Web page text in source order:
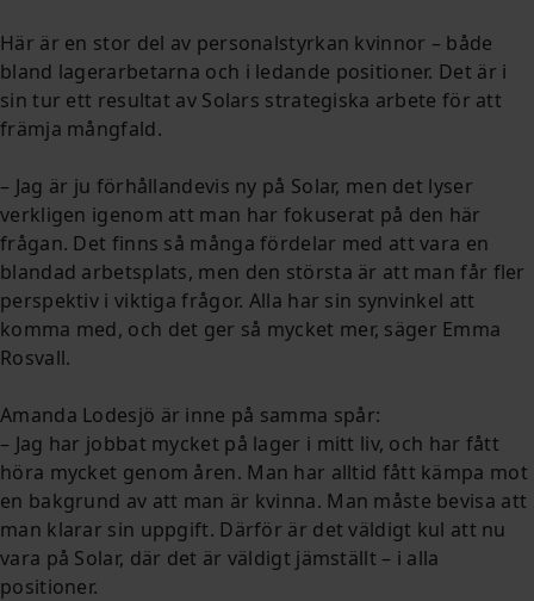
Här är en stor del av personalstyrkan kvinnor – både
bland lagerarbetarna och i ledande positioner. Det är i
sin tur ett resultat av Solars strategiska arbete för att
främja mångfald.
– Jag är ju förhållandevis ny på Solar, men det lyser
verkligen igenom att man har fokuserat på den här
frågan. Det finns så många fördelar med att vara en
blandad arbetsplats, men den största är att man får fler
perspektiv i viktiga frågor. Alla har sin synvinkel att
komma med, och det ger så mycket mer, säger Emma
Rosvall.
Amanda Lodesjö är inne på samma spår:
– Jag har jobbat mycket på lager i mitt liv, och har fått
höra mycket genom åren. Man har alltid fått kämpa mot
en bakgrund av att man är kvinna. Man måste bevisa att
man klarar sin uppgift. Därför är det väldigt kul att nu
vara på Solar, där det är väldigt jämställt – i alla
positioner.